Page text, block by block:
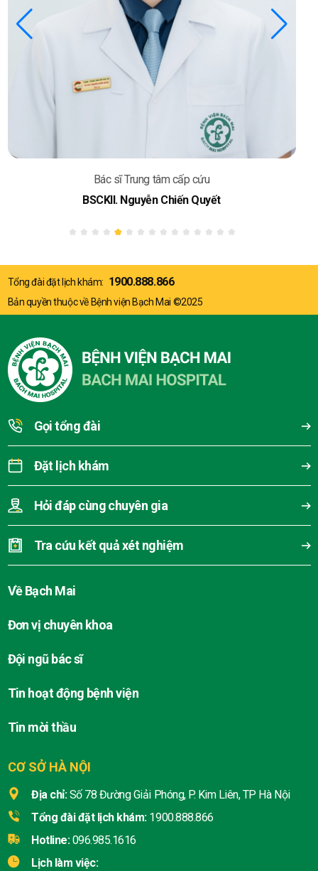
Bác sĩ Trung tâm cấp cứu
BSCKII. Nguyễn Chiến Quyết
Tổng đài đặt lịch khám: 1900.888.866
Bản quyền thuộc về Bệnh viện Bạch Mai ©2025
CƠ SỞ HÀ NỘI
Địa chỉ: Số 78 Đường Giải Phóng, P. Kim Liên, TP Hà Nội
Tổng đài đặt lịch khám: 1900.888.866
Hotline: 096.985.1616
Lịch làm việc:
Gọi tổng đài
Đặt lịch khám
Hỏi đáp cùng chuyên gia
Tra cứu kết quả xét nghiệm
Về Bạch Mai
Đơn vị chuyên khoa
Đội ngũ bác sĩ
Tin hoạt động bệnh viện
Tin mời thầu